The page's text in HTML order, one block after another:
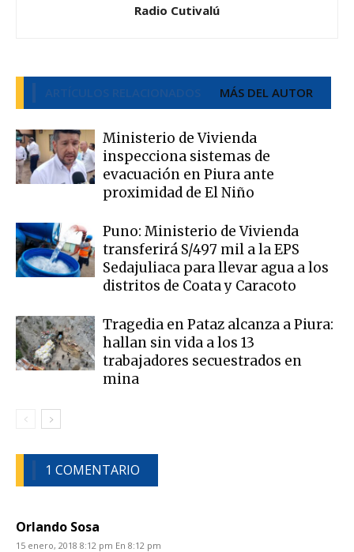
Radio Cutivalú
ARTÍCULOS RELACIONADOS MÁS DEL AUTOR
Ministerio de Vivienda
inspecciona sistemas de
evacuación en Piura ante
proximidad de El Niño
Puno: Ministerio de Vivienda
transferirá S/497 mil a la EPS
Sedajuliaca para llevar agua a los
distritos de Coata y Caracoto
Tragedia en Pataz alcanza a Piura:
hallan sin vida a los 13
trabajadores secuestrados en
mina
1 COMENTARIO
Orlando Sosa
15 enero, 2018 8:12 pm En 8:12 pm